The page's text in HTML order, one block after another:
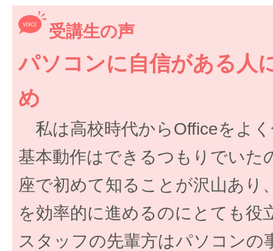
受講生の声
パソコンに自信がある人
め
私は高校時代からOfficeをよ
基本動作はできるつもりでいた
座で初めて知ることが沢山あり
を効率的に進めるのにとても役
スタッフの先輩方はパソコンの